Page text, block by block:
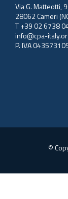
Via G. Matteotti,
28062 Cameri
T +39 02 6738
info@cpa-
P. IVA
©